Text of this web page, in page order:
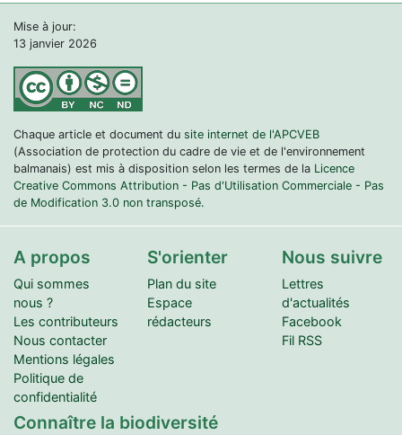
Mise à jour:
13 janvier 2026
Chaque article et document du site internet de l'APCVEB
(Association de protection du cadre de vie et de l'environnement
balmanais) est mis à disposition selon les termes de la Licence
Creative Commons Attribution - Pas d'Utilisation Commerciale - Pas
de Modification 3.0 non transposé.
A propos
Qui sommes
nous ?
Les contributeurs
Nous contacter
Mentions légales
Politique de
confidentialité
S'orienter
Plan du site
Espace
rédacteurs
Nous suivre
Lettres
d'actualités
Facebook
Fil RSS
Connaître la biodiversité